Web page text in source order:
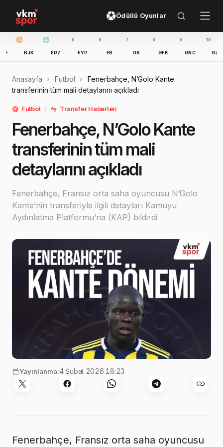
Ödüllü Oyunlar
BJK
Anasayfa Futbol
Fenerbahçe, N’Golo Kante
transferinin tüm mali detaylarını açıkladı
Futbol Transfer Haberleri
Fenerbahçe, N’Golo Kante
transferinin tüm mali
detaylarını açıkladı
Fenerbahçe, Fransız orta saha oyuncusu N’Golo
Kante’nin transferiyle ilgili detayları Kamuyu
Aydınlatma Platformu’na (KAP) bildirdi
Yayınlanma:4 Şubat 2026 18:23
Fenerbahçe, Fransız orta saha oyuncusu